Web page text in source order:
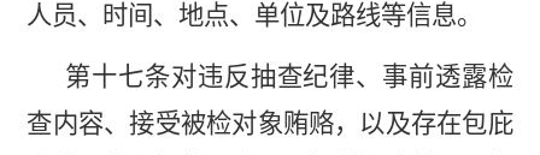
人员、时间、地点、单位及路线等信息。
第十七条对违反抽查纪律、事前透露检
查内容、接受被检对象贿赂，以及存在包庇